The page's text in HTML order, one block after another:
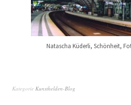
Natascha Küderli, Schönheit,
Kategorie Kunsthelden-Blog